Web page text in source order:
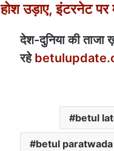
होश उड़ाए, इंटरनेट
देश-दुनिया की
रहे
betul
betul